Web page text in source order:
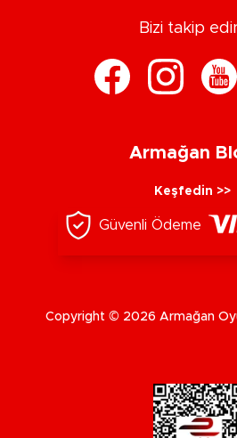
Bizi takip
Armağan
Keşfedin >>
Güvenli Ödeme
Copyright © 2026 Armağan